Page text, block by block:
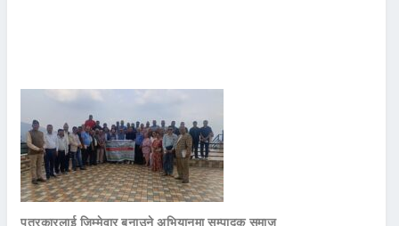
पत्रकारलाई जिम्मेवार बनाउने अभियानमा सम्पादक समाज